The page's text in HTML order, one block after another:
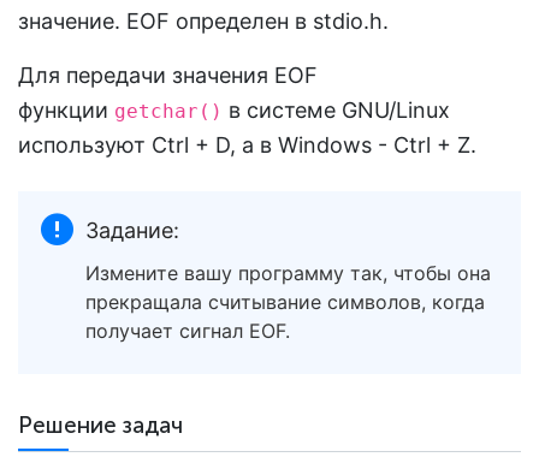
значение. EOF определен в stdio.h.
Для передачи значения EOF
функции getchar() в системе GNU/Linux
используют Ctrl + D, а в Windows - Ctrl + Z.
Задание:
Измените вашу программу так, чтобы она
прекращала считывание символов, когда
получает сигнал EOF.
Решение задач